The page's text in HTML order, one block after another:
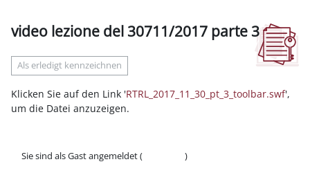
video lezione del 30711/2017 parte 3
Als erledigt kennzeichnen
Klicken Sie auf den Link 'RTRL_2017_11_30_pt_3_toolbar.swf',
um die Datei anzuzeigen.
Sie sind als Gast angemeldet (
)